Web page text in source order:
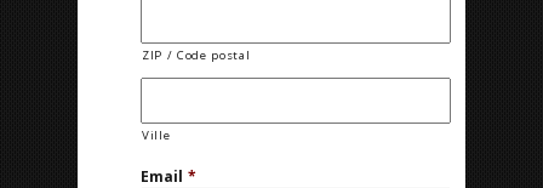
ZIP / Code postal
Ville
Email *